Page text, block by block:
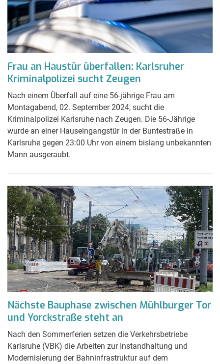
Frau an Haustür überfallen: Karlsruher
Kriminalpolizei sucht Zeugen
Nach einem Überfall auf eine 56-jährige Frau am
Montagabend, 02. September 2024, sucht die
Kriminalpolizei Karlsruhe nach Zeugen. Die 56-Jährige
wurde an einer Hauseingangstür in der Buntestraße in
Karlsruhe gegen 23:00 Uhr von einem bislang unbekannten
Mann ausgeraubt.
Nächste Bauphase zwischen Mühlburger Tor
und Yorckstraße steht an
Nach den Sommerferien setzen die Verkehrsbetriebe
Karlsruhe (VBK) die Arbeiten zur Instandhaltung und
Modernisierung der Bahninfrastruktur auf dem